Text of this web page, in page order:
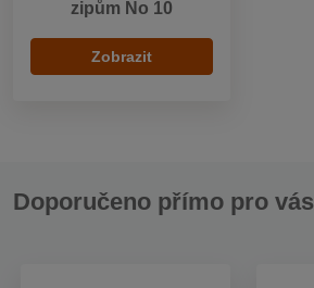
zipům No 10
Zobrazit
Doporučeno přímo pro vás